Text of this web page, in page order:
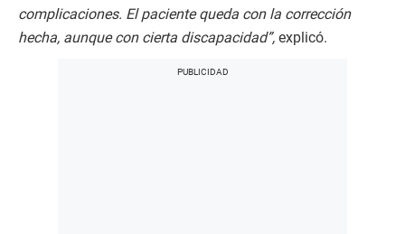
complicaciones. El paciente queda con la corrección
hecha, aunque con cierta discapacidad”, explicó.